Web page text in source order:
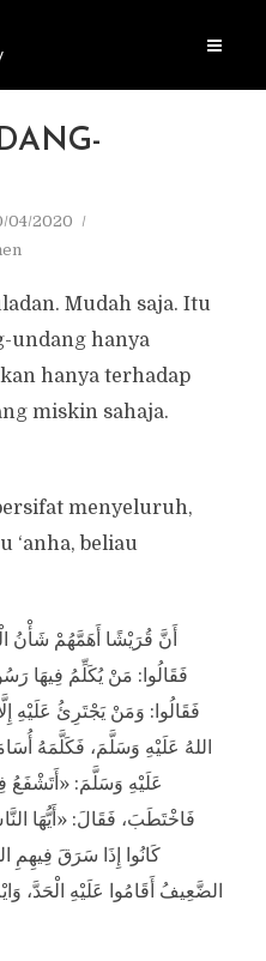
04/2020
Mudah saja. Itu
undang hanya
hanya terhadap
miskin sahaja.
menyeluruh,
‘anha, beliau
أَنَّ قُرَيْشًا أَهَمَّهُمْ شَأْنُ
فَقَالُوا: مَنْ يُكَلِّمُ فِيهَا
فَقَالُوا: وَمَنْ يَجْتَرِئُ عَلَيْهِ
اللهُ عَلَيْهِ وَسَلَّمَ، فَكَلَّمَهُ
عَلَيْهِ وَسَلَّمَ: «أَتَشْفَعُ
فَاخْتَطَبَ، فَقَالَ: «أَيُّهَا
كَانُوا إِذَا سَرَقَ فِيهِمِ
الضَّعِيفُ أَقَامُوا عَلَيْهِ الْحَدَّ،